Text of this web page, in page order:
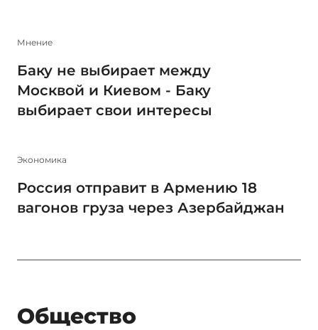
Мнение
Баку не выбирает между
Москвой и Киевом - Баку
выбирает свои интересы
Экономика
Россия отправит в Армению 18
вагонов груза через Азербайджан
Общество